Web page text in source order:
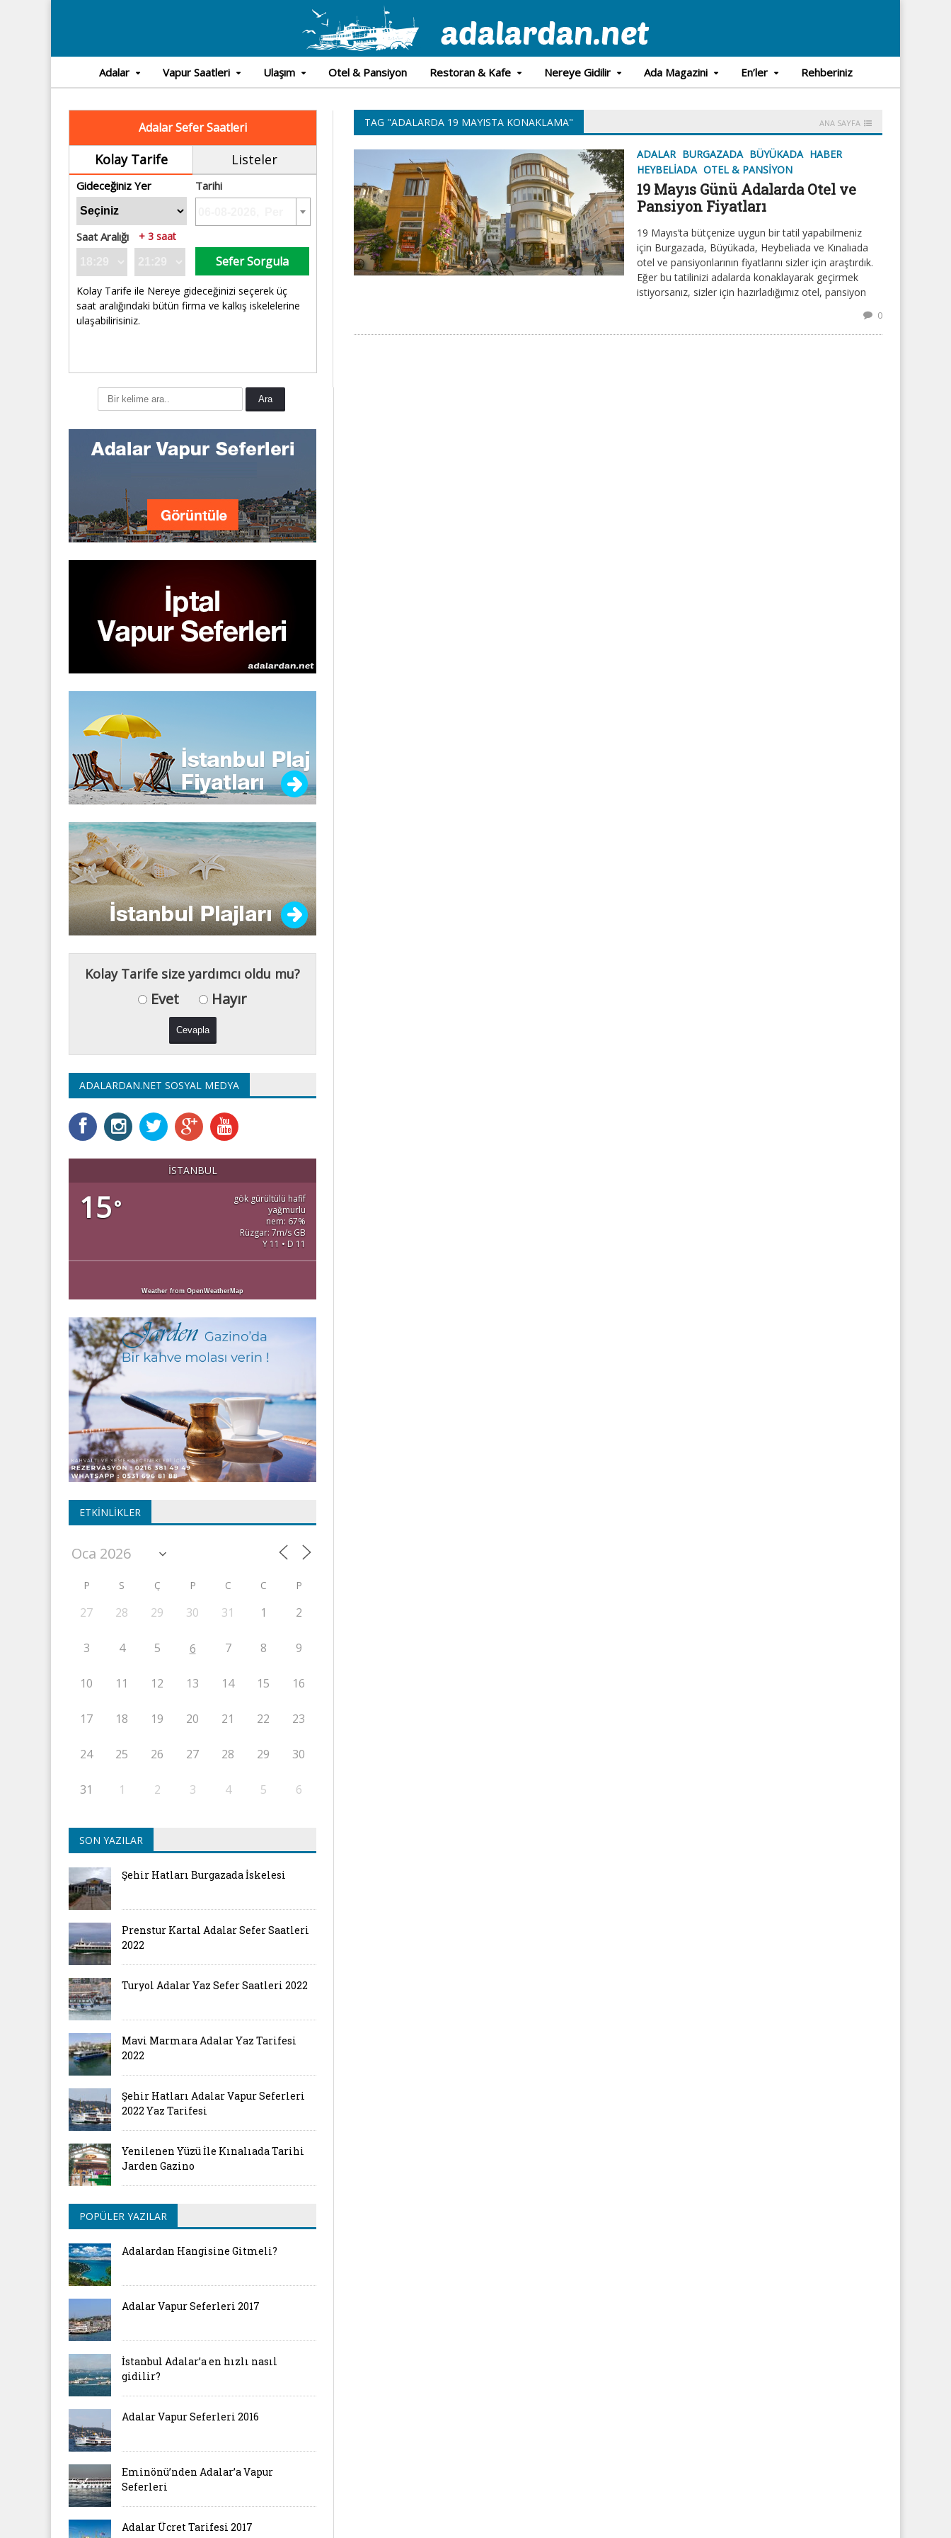
Adalar Vapur Saatleri Ulaşım Otel & Pansiyon Restoran & Kafe Nereye Gidilir Ada Magazini En’ler Rehberiniz
Adalar Sefer Saatleri
Kolay Tarife Listeler
Gideceğiniz Yer Tarihi
Saat Aralığı + 3 saat
Sefer Sorgula
Kolay Tarife ile Nereye gideceğinizi seçerek üç
saat aralığındaki bütün firma ve kalkış iskelelerine
ulaşabilirisiniz.
TAG "ADALARDA 19 MAYISTA KONAKLAMA" ANA SAYFA
ADALAR BURGAZADA BÜYÜKADA HABER
HEYBELIADA OTEL & PANSIYON
19 Mayıs Günü Adalarda Otel ve
Pansiyon Fiyatları
19 Mayıs’ta bütçenize uygun bir tatil yapabilmeniz
için Burgazada, Büyükada, Heybeliada ve Kınalıada
otel ve pansiyonlarının fiyatlarını sizler için araştırdık.
Eğer bu tatilinizi adalarda konaklayarak geçirmek
istiyorsanız, sizler için hazırladığımız otel, pansiyon
0
Kolay Tarife size yardımcı oldu mu?
Evet Hayır
ADALARDAN.NET SOSYAL MEDYA
İSTANBUL
15°
gök gürültülü hafif
yağmurlu
nem: 67%
Rüzgar: 7m/s GB
Y 11 • D 11
Weather from OpenWeatherMap
ETKINLIKLER
P S Ç P C C P
27 28 29 30 31 1 2
3 4 5 6 7 8 9
10 11 12 13 14 15 16
17 18 19 20 21 22 23
24 25 26 27 28 29 30
31 1 2 3 4 5 6
SON YAZILAR
Şehir Hatları Burgazada İskelesi
Prenstur Kartal Adalar Sefer Saatleri
2022
Turyol Adalar Yaz Sefer Saatleri 2022
Mavi Marmara Adalar Yaz Tarifesi
2022
Şehir Hatları Adalar Vapur Seferleri
2022 Yaz Tarifesi
Yenilenen Yüzü İle Kınalıada Tarihi
Jarden Gazino
POPÜLER YAZILAR
Adalardan Hangisine Gitmeli?
Adalar Vapur Seferleri 2017
İstanbul Adalar’a en hızlı nasıl
gidilir?
Adalar Vapur Seferleri 2016
Eminönü’nden Adalar’a Vapur
Seferleri
Adalar Ücret Tarifesi 2017